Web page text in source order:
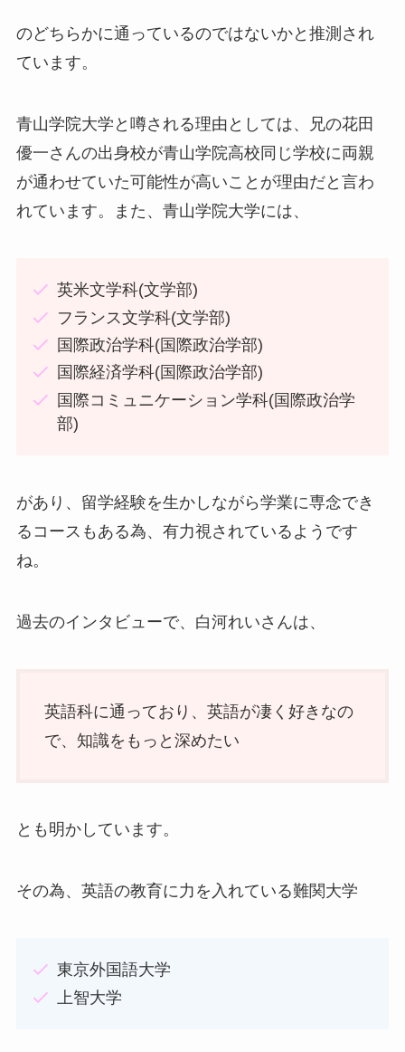
のどちらかに通っているのではないかと推測され
ています。
青山学院大学と噂される理由としては、兄の花田
優一さんの出身校が青山学院高校同じ学校に両親
が通わせていた可能性が高いことが理由だと言わ
れています。また、青山学院大学には、
英米文学科(文学部)
フランス文学科(文学部)
国際政治学科(国際政治学部)
国際経済学科(国際政治学部)
国際コミュニケーション学科(国際政治学
部)
があり、留学経験を生かしながら学業に専念でき
るコースもある為、有力視されているようです
ね。
過去のインタビューで、白河れいさんは、
英語科に通っており、英語が凄く好きなの
で、知識をもっと深めたい
とも明かしています。
その為、英語の教育に力を入れている難関大学
東京外国語大学
上智大学